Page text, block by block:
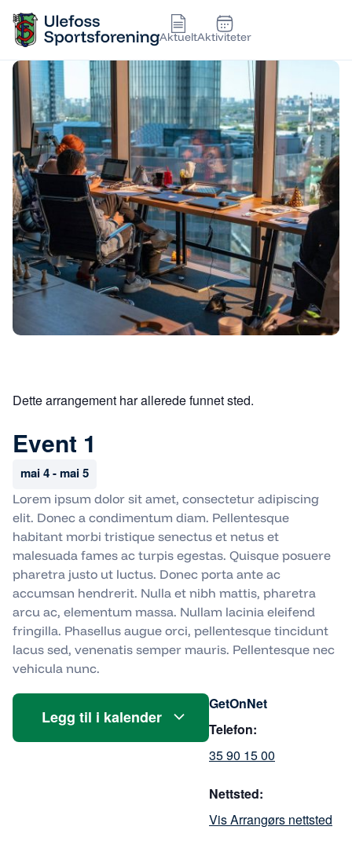
AktueltAktiviteter
Dette arrangement har allerede funnet sted.
Event 1
mai 4-mai 5
Lorem ipsum dolor sit amet, consectetur adipiscing
elit. Donec a condimentum diam. Pellentesque
habitant morbi tristique senectus et netus et
malesuada fames ac turpis egestas. Quisque posuere
pharetra justo ut luctus. Donec porta ante ac
accumsan hendrerit. Nulla et nibh mattis, pharetra
arcu ac, elementum massa. Nullam lacinia eleifend
fringilla. Phasellus augue orci, pellentesque tincidunt
lacus sed, venenatis semper mauris. Pellentesque nec
vehicula nunc.
Legg til i kalender
GetOnNet
Telefon:
35 90 15 00
Nettsted:
Vis Arrangørs nettsted